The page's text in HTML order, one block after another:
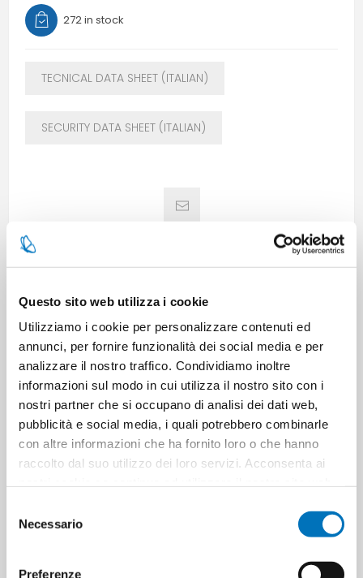
Questo sito web utilizza i cookie
Utilizziamo i cookie per personalizzare contenuti ed
annunci, per fornire funzionalità dei social media e per
analizzare il nostro traffico. Condividiamo inoltre
informazioni sul modo in cui utilizza il nostro sito con i
nostri partner che si occupano di analisi dei dati web,
pubblicità e social media, i quali potrebbero combinarle
con altre informazioni che ha fornito loro o che hanno
raccolto dal suo utilizzo dei loro servizi. Acconsenta ai
delNecessario
Preferenze
272 in stock
TECNICAL DATA SHEET (ITALIAN)
SECURITY DATA SHEET (ITALIAN)
SPECIFICATIONS
CONTACT US
Pieces per carton 4
Cartons for pallets 64
Cartons for layer
Minimum sale